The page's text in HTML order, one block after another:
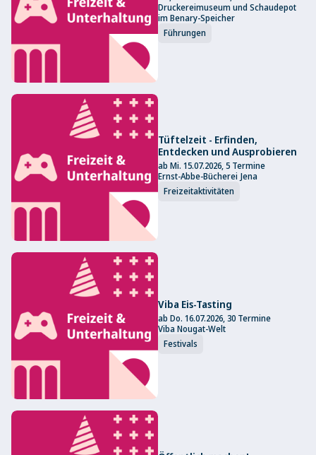
Druckereimuseum und Schaudepot
im Benary-Speicher
Führungen
Tüftelzeit - Erfinden,
Entdecken und Ausprobieren
ab Mi. 15.07.2026, 5 Termine
Ernst-Abbe-Bücherei Jena
Freizeitaktivitäten
Viba Eis-Tasting
ab Do. 16.07.2026, 30 Termine
Viba Nougat-Welt
Festivals